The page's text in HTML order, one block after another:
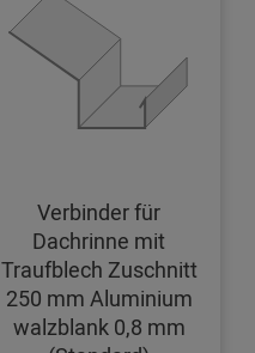
Verbinder für
Dachrinne mit
Traufblech Zuschnitt
250 mm Aluminium
walzblank 0,8 mm